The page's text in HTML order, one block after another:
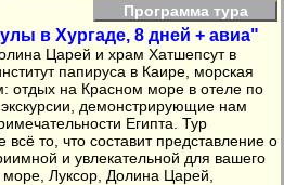
Программа тура
в Хургаде, 8 дней + авиа"
Царей и храм Хатшепсут в
папируса в Каире, морская
отдых на Красном море в отеле по
демонстрирующие нам
Египта. Тур
всё то, что составит представление о
и увлекательной для вашего
Луксор, Долина Царей,